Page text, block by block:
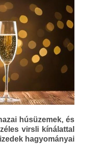
húsüzemek, és
virsli kínálattal
hagyományai